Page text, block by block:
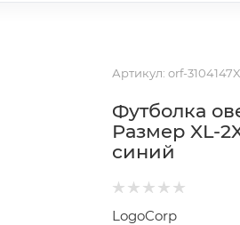
Артикул: orf-
Футболка
Размер XL-
синий
LogoCorp